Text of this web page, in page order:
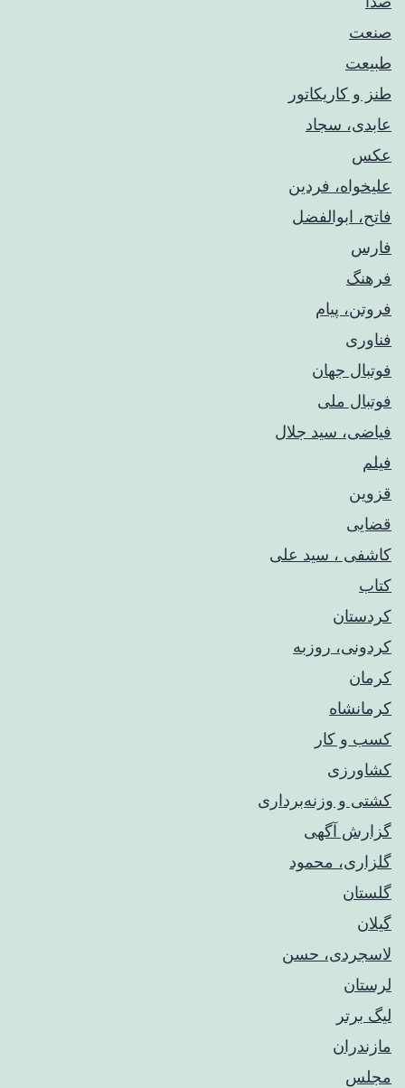
صنعت
طبیعت
طنز و کاریکاتور
عابدی، سجاد
عکس
علیخواه، فردین
فاتح، ابوالفضل
فارس
فرهنگ
فروتن، پیام
فناوری
فوتبال جهان
فوتبال ملی
فیاضی، سید جلال
فیلم
قزوین
قضایی
کاشفی ، سید علی
کتاب
کردستان
کردونی، روزبه
کرمان
کرمانشاه
کسب و کار
کشاورزی
کشتی و وزنه‌برداری
گزارش آگهی
گلزاری، محمود
گلستان
گیلان
لاسجردی، حسن
لرستان
لیگ برتر
مازندران
مجلس